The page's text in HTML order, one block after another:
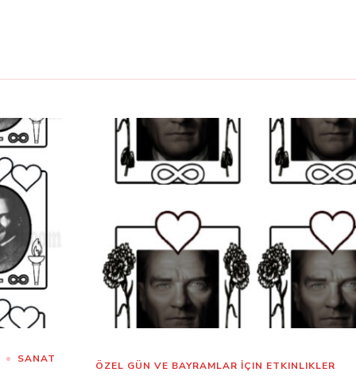
SANAT
ÖZEL GÜN VE BAYRAMLAR İÇIN ETKINLIKLER